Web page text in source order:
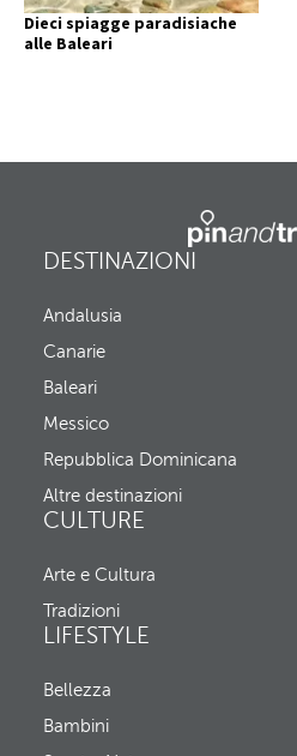
Dieci spiagge paradisiache
alle Baleari
DESTINAZIONI
Andalusia
Canarie
Baleari
Messico
Repubblica Dominicana
Altre destinazioni
CULTURE
Arte e Cultura
Tradizioni
LIFESTYLE
Bellezza
Bambini